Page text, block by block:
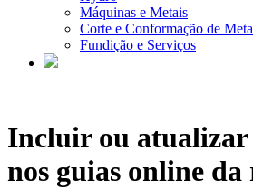
Máquinas e Metais
Corte e Conformação de
Fundição e Serviços
Incluir ou atualizar
nos guias online da